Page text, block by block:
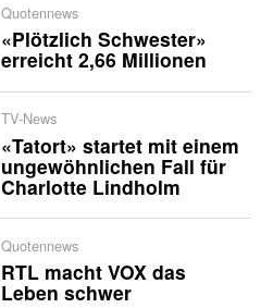
Quotennews
«Plötzlich Schwester»
erreicht 2,66 Millionen
TV-News
«Tatort» startet mit einem
ungewöhnlichen Fall für
Charlotte Lindholm
Quotennews
RTL macht VOX das
Leben schwer